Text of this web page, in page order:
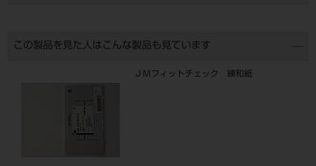
この製品を見た人はこんな製品も見ています
ＪＭフィットチェック 練和紙